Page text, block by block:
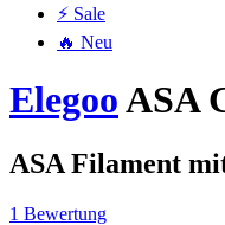
⚡ Sale
🔥 Neu
ElegooASA
ASA Filament
1 Bewertung